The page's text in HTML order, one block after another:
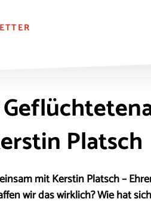
Platsch
mit Kerstin Platsch –
wir das wirklich? Wie hat